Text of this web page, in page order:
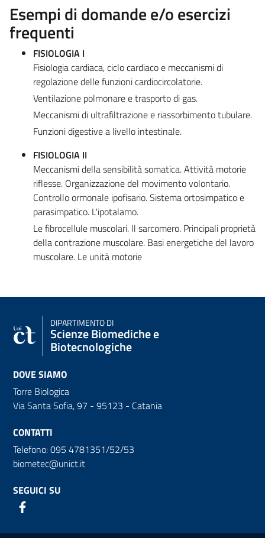
Esempi di domande e/o esercizi
frequenti
FISIOLOGIA I
Fisiologia cardiaca, ciclo cardiaco e meccanismi di
regolazione delle funzioni cardiocircolatorie.
Ventilazione polmonare e trasporto di gas.
Meccanismi di ultrafiltrazione e riassorbimento tubulare.
Funzioni digestive a livello intestinale.
FISIOLOGIA II
Meccanismi della sensibilità somatica. Attività motorie
riflesse. Organizzazione del movimento volontario.
Controllo ormonale ipofisario. Sistema ortosimpatico e
parasimpatico. L'ipotalamo.
Le fibrocellule muscolari. ll sarcomero. Principali proprietà
della contrazione muscolare. Basi energetiche del lavoro
muscolare. Le unità motorie
DIPARTIMENTO DI
Scienze Biomediche e
Biotecnologiche
DOVE SIAMO
Torre Biologica
Via Santa Sofia, 97 - 95123 - Catania
CONTATTI
Telefono: 095 4781351/52/53
biometec@unict.it
SEGUICI SU